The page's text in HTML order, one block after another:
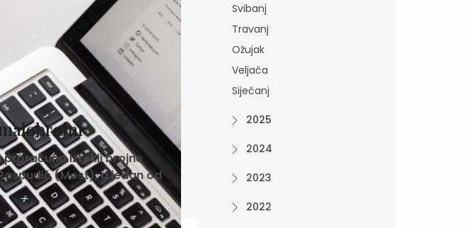
izrekli brojne
(Most), a jedan od
Svibanj
Travanj
Ožujak
Veljača
Siječanj
2025
2024
2023
2022